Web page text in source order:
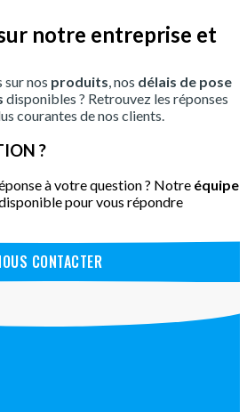
notre entreprise et
sur nos produits, nos délais de pose
disponibles ? Retrouvez les réponses
courantes de nos clients.
?
à votre question ? Notre équipe
pour vous répondre
CONTACTER